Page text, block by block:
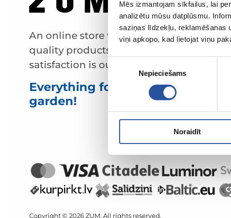
Mēs izmantojam sīkfailus, lai
analizētu mūsu datplūsmu.
saziņas līdzekļu, reklamēšanas
viņi apkopo, kad lietojat viņu
Nepieciešams
Noraidīt
An online store with great prices and
quality products, where customer
satisfaction is our main value.
Everything for your home and
garden!
Copyright © 2026 ZUM. All rights reserved.